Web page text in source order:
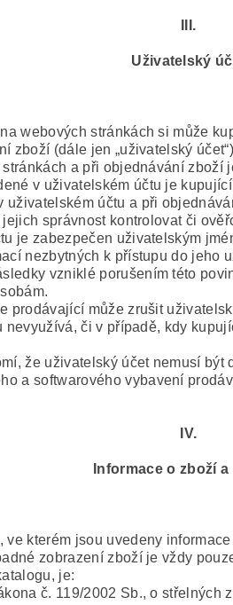
III.
Uživatelský
webových stránkách si může
zboží (dále jen „uživatelský
a při objednávání
v uživatelském účtu je
uživatelském účtu a při
správnost kontrolovat či
je zabezpečen uživatelským
nezbytných k přístupu do jeho
vzniklé porušením této
prodávající může zrušit
nevyužívá, či v případě, kdy
že uživatelský účet nemusí být
a softwarového vybavení
IV.
Informace o zboží
ve kterém jsou uvedeny
zobrazení zboží je vždy
je:
č. 119/2002 Sb., o střelných